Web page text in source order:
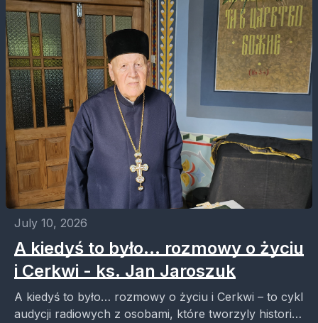
July 10, 2026
A kiedyś to było... rozmowy o życiu
i Cerkwi - ks. Jan Jaroszuk
A kiedyś to było… rozmowy o życiu i Cerkwi – to cykl
audycji radiowych z osobami, które tworzyly historię